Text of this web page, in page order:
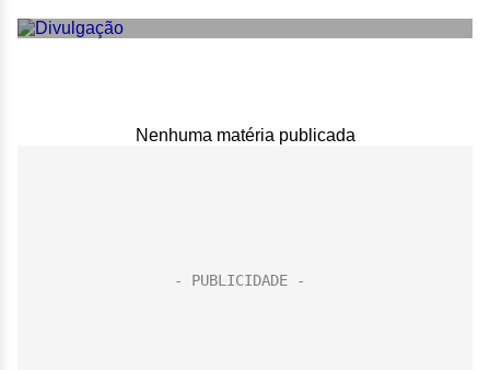
Nenhuma matéria publicada